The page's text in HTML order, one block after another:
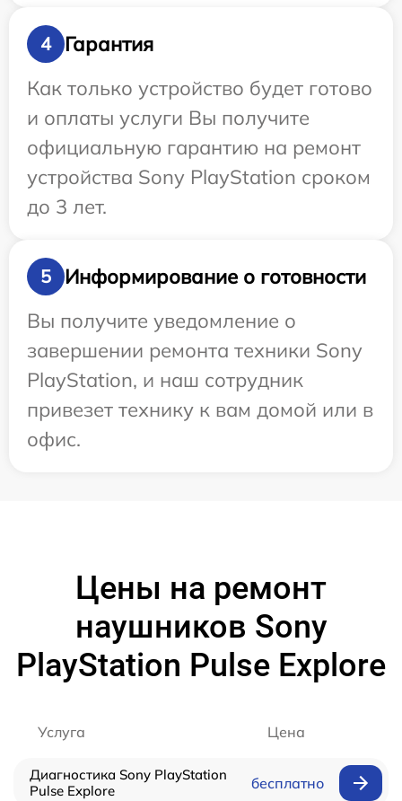
4
Гарантия
Как только устройство будет готово
и оплаты услуги Вы получите
официальную гарантию на ремонт
устройства Sony PlayStation сроком
до 3 лет.
5
Информирование о готовности
Вы получите уведомление о
завершении ремонта техники Sony
PlayStation, и наш сотрудник
привезет технику к вам домой или в
офис.
Цены на ремонт
наушников Sony
PlayStation Pulse Explore
Услуга Цена
Диагностика Sony PlayStation
Pulse Explore
бесплатно